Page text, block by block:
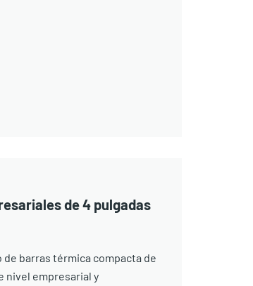
de 4 pulgadas
barras térmica compacta de
nivel empresarial y